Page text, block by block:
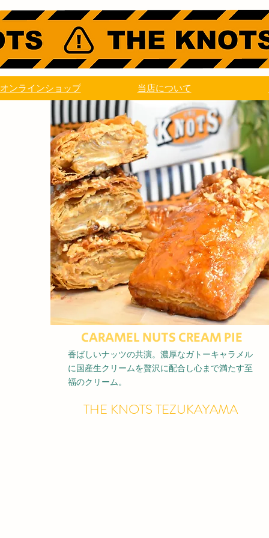
オンラインショップ 当店について
CARAMEL NUTS CREAM PIE
​香ばしいナッツの共演。濃厚なガトーキャラメル
に国産生クリームを贅沢に配合し心まで満たす至
福のクリーム。
THE KNOTS TEZUKAYAMA